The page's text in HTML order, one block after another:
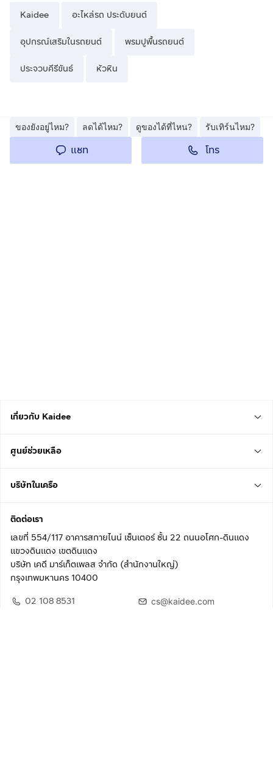
Kaidee อะไหล่รถ ประดับยนต์
อุปกรณ์เสริมในรถยนต์ พรมปูพื้นรถยนต์
ประจวบคีรีขันธ์ หัวหิน
ของยังอยู่ไหม? ลดได้ไหม? ดูของได้ที่ไหน? รับเทิร์นไหม?
แชท โทร
เกี่ยวกับ Kaidee
ศูนย์ช่วยเหลือ
บริษัทในเครือ
ติดต่อเรา
เลขที่ 554/117 อาคารสกายไนน์ เซ็นเตอร์ ชั้น 22 ถนนอโศก-ดินแดง
แขวงดินแดง เขตดินแดง
บริษัท เคดี มาร์เก็ตเพลส จำกัด (สำนักงานใหญ่)
กรุงเทพมหานคร 10400
02 108 8531
cs@kaidee.com